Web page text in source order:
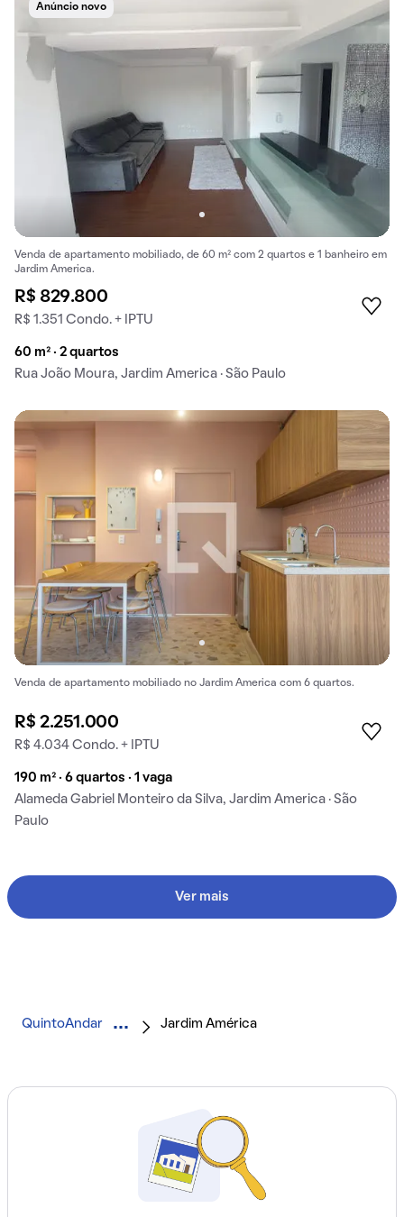
Anúncio novo
Venda de apartamento mobiliado, de 60 m² com 2 quartos e 1 banheiro em
Jardim America.
R$ 829.800
R$ 1.351 Condo. + IPTU
60 m² · 2 quartos
Rua João Moura, Jardim America · São Paulo
Venda de apartamento mobiliado no Jardim America com 6 quartos.
R$ 2.251.000
R$ 4.034 Condo. + IPTU
190 m² · 6 quartos · 1 vaga
Alameda Gabriel Monteiro da Silva, Jardim America · São
Paulo
Ver mais
QuintoAndar Jardim América